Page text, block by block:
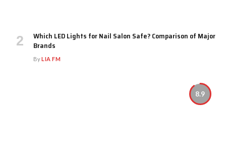
Which LED Lights for Nail Salon Safe? Comparison of Major
Brands
ByLIA FM
8.9